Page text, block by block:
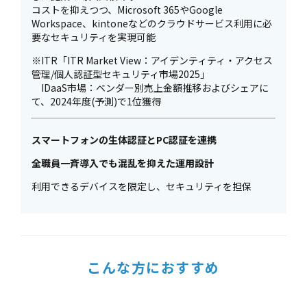
コストを抑えつつ、Microsoft 365やGoogle
Workspace、kintoneなどのクラウドサービス利用に必
要なセキュリティを実現可能
※ITR「ITR Market View：アイデンティティ・アクセス
管理/個人認証型セキュリティ市場2025」
IDaaS市場：ベンダー別売上金額推移およびシェアに
て、2024年度(予測)で1位獲得
スマートフォンの生体認証とPC認証を連携
全職員一斉導入でも混乱を抑えた運用設計
利用できるデバイスを限定し、セキュリティを担保
こんな方におすすめ